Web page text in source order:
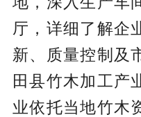
厅，详细了解企
新、质量控制及
田县竹木加工产
业依托当地竹木